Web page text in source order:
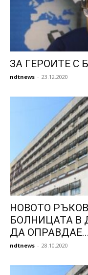
ЗА ГЕРОИТЕ С
ndtnews - 23.12.2020
НОВОТО
БОЛНИЦАТА В
ДА ОПРАВДАЕ...
ndtnews - 28.10.2020